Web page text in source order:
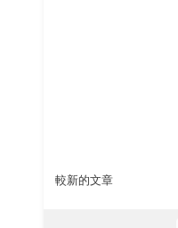
較新的文章